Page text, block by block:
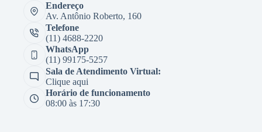
Endereço
Av. Antônio Roberto, 160
Telefone
(11) 4688-2220
WhatsApp
(11) 99175-5257
Sala de Atendimento Virtual:
Clique aqui
Horário de funcionamento
08:00 às 17:30